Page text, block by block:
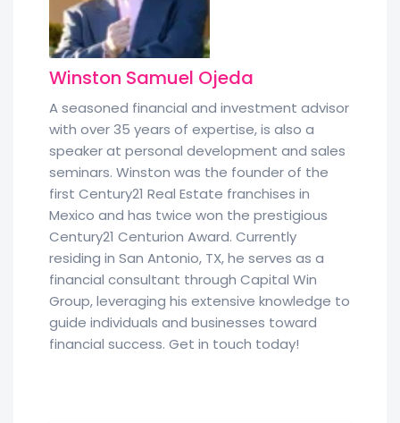
Winston Samuel Ojeda
A seasoned financial and investment advisor
with over 35 years of expertise, is also a
speaker at personal development and sales
seminars. Winston was the founder of the
first Century21 Real Estate franchises in
Mexico and has twice won the prestigious
Century21 Centurion Award. Currently
residing in San Antonio, TX, he serves as a
financial consultant through Capital Win
Group, leveraging his extensive knowledge to
guide individuals and businesses toward
financial success. Get in touch today!